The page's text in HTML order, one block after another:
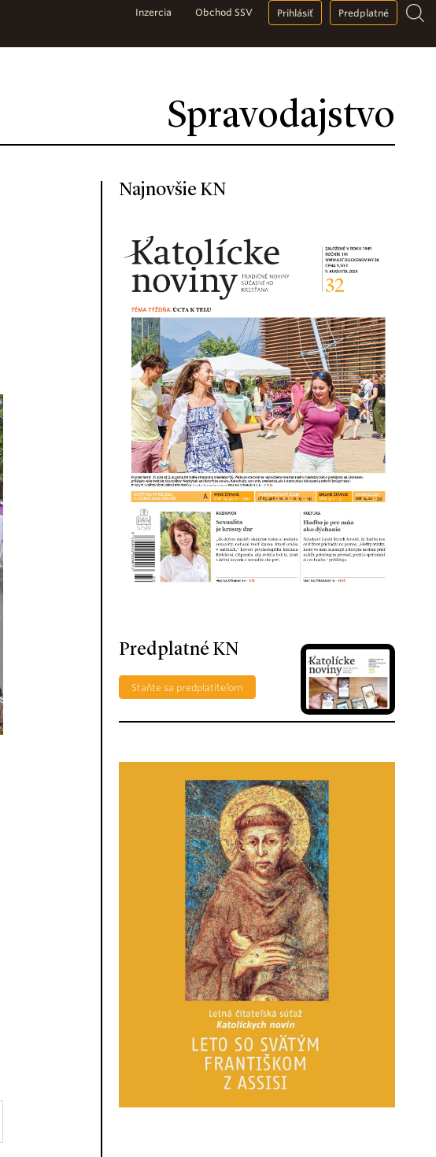
Spravodajstvo
Inzercia Obchod SSV Prihlásiť Predplatné
Najnovšie KN
Predplatné KN
Staňte sa predplatiteľom